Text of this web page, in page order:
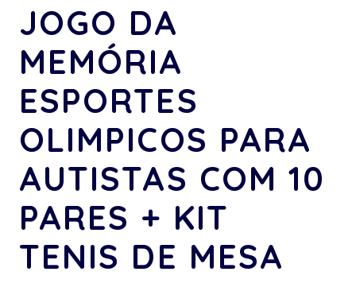
JOGO DA
MEMÓRIA
ESPORTES
OLIMPICOS PARA
AUTISTAS COM 10
PARES + KIT
TENIS DE MESA